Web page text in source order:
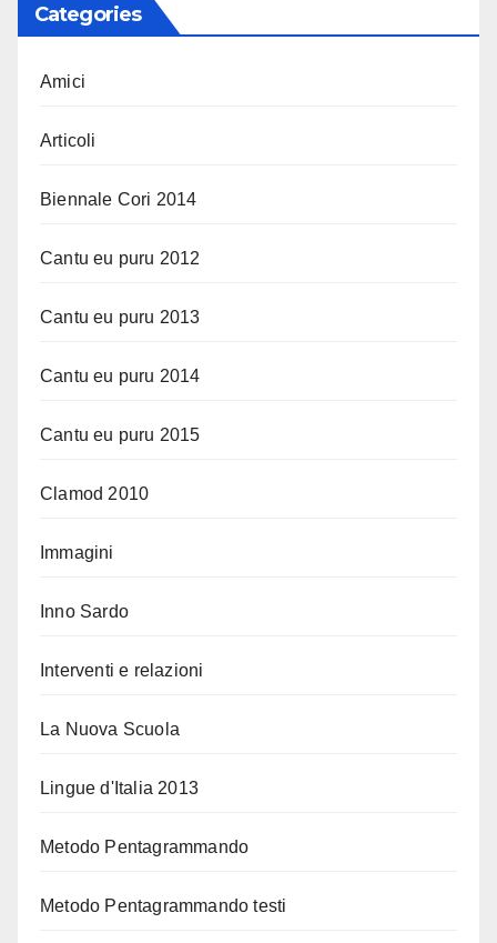
Categories
Amici
Articoli
Biennale Cori 2014
Cantu eu puru 2012
Cantu eu puru 2013
Cantu eu puru 2014
Cantu eu puru 2015
Clamod 2010
Immagini
Inno Sardo
Interventi e relazioni
La Nuova Scuola
Lingue d'Italia 2013
Metodo Pentagrammando
Metodo Pentagrammando testi